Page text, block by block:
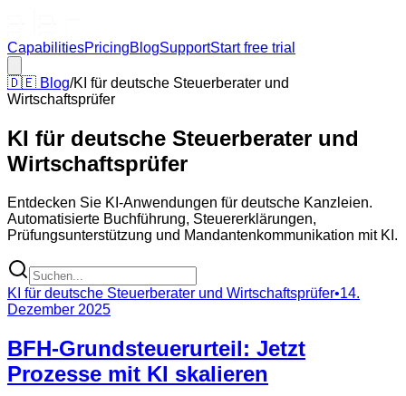
CapabilitiesPricingBlogSupportStart free trial
🇩🇪 Blog/KI für deutsche Steuerberater und
Wirtschaftsprüfer
KI für deutsche Steuerberater und
Wirtschaftsprüfer
Entdecken Sie KI-Anwendungen für deutsche Kanzleien.
Automatisierte Buchführung, Steuererklärungen,
Prüfungsunterstützung und Mandantenkommunikation mit KI.
KI für deutsche Steuerberater und Wirtschaftsprüfer•14.
Dezember 2025
BFH-Grundsteuerurteil: Jetzt
Prozesse mit KI skalieren